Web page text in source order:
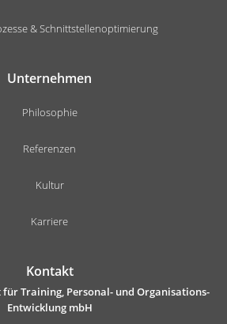
& Schnittstellenoptimierung
Unternehmen
Philosophie
Referenzen
Kultur
Karriere
Kontakt
für Training, Personal- und Organisations-
Entwicklung mbH